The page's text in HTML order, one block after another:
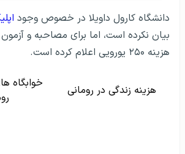
دانشگاه کارول داویلا در خصوص وجود
بیان نکرده است، اما برای مصاحبه و
هزینه ۲۵۰ یورویی اعلام کرده است.
هزینه زندگی در رومانی
خوابگاه